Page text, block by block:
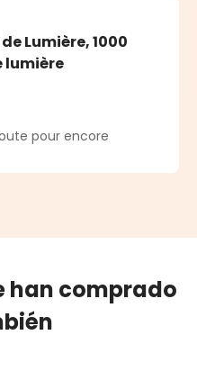
Lumière, 1000
lumière
de 5 estrellas
pour encore
han comprado